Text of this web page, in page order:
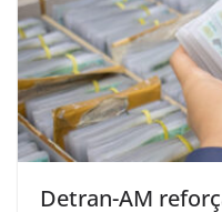
Detran-AM